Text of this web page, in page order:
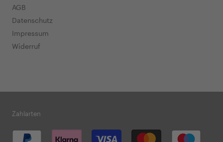
AGB
Datenschutz
Impressum
Widerruf
Zahlarten